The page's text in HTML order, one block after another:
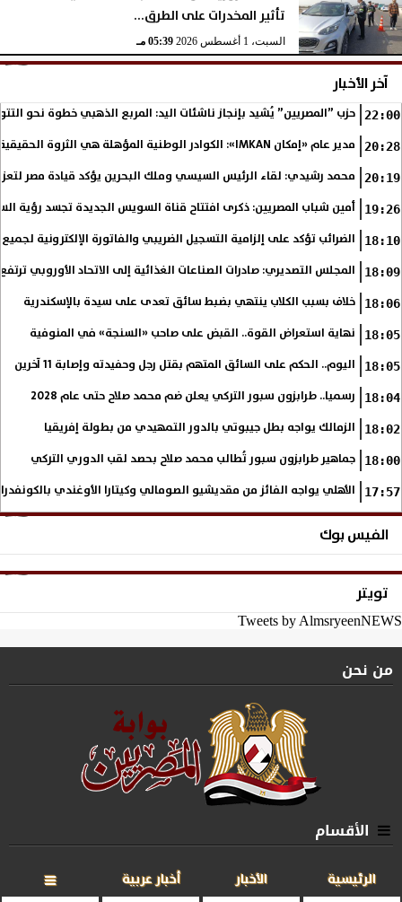
تأثير المخدرات على الطرق...
السبت، 1 أغسطس 2026 05:39 مـ
آخر الأخبار
22:00 حزب ”المصريين” يُشيد بإنجاز ناشئات اليد: المربع الذهبي خطوة نحو
20:28 مدير عام «إمكان IMKAN»: الكوادر الوطنية المؤهلة هي الثروة الحقيقية لمستقبل التنمية في مصر
20:19 محمد رشيدي: لقاء الرئيس السيسي وملك البحرين يؤكد قيادة مصر
19:26 أمين شباب المصريين: ذكرى افتتاح قناة السويس الجديدة تجسد رؤية
18:10 الضرائب تؤكد على إلزامية التسجيل الضريبي والفاتورة الإلكترونية
18:09 المجلس التصديري: صادرات الصناعات الغذائية إلى الاتحاد الأوروبي ترتفع 15.4% خلال النصف الأول من
18:06 خلاف بسبب الكلاب ينتهي بضبط سائق تعدى على سيدة بالإسكندرية
18:05 نهاية استعراض القوة.. القبض على صاحب «السنجة» في المنوفية
18:05 اليوم.. الحكم على السائق المتهم بقتل رجل وحفيدته وإصابة 11 آخرين
18:04 رسميا.. طرابزون سبور التركي يعلن ضم محمد صلاح حتى عام 2028
18:02 الزمالك يواجه بطل جيبوتي بالدور التمهيدي من بطولة إفريقيا
18:00 جماهير طرابزون سبور تُطالب محمد صلاح بحصد لقب الدوري التركي
17:57 الأهلي يواجه الفائز من مقديشيو الصومالي وكيتارا الأوغندي
الفيس بوك
تويتر
Tweets by AlmsryeenNEWS
من نحن
الأقسام
الرئيسية الأخبار أخبار عربية